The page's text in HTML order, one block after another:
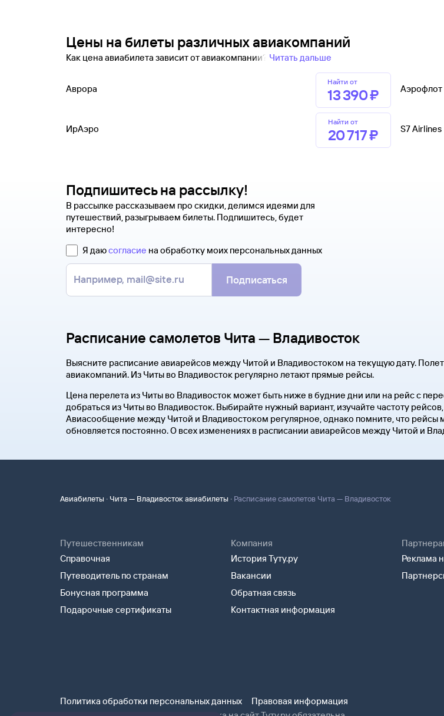
Цены на билеты различных авиакомпаний
Как цена авиабилета зависит от авиакомпании? Читать дальше
Аврора
Найти от
13 ⁠390 ⁠₽ Аэрофлот
ИрАэро
Найти от
20 ⁠717 ⁠₽ S7 Airlines
Подпишитесь на рассылку!
В рассылке рассказываем про скидки, делимся идеями для
путешествий, разыгрываем билеты. Подпишитесь, будет
интересно!
Я даюсогласие на обработку моих персональных данных
Подписаться
Расписание самолетов Чита — Владивосток
Выясните расписание авиарейсов между Читой и Владивостоком на текущую дату.
авиакомпаний. Из Читы во Владивосток регулярно летают прямые рейсы.
Цена перелета из Читы во Владивосток может быть ниже в будние дни или на рейс с
добраться из Читы во Владивосток. Выбирайте нужный вариант, изучайте частоту
Авиасообщение между Читой и Владивостоком регулярное, однако помните, что рейсы
обновляется постоянно. О всех изменениях в расписании авиарейсов между Читой и
Авиабилеты · Чита — Владивосток авиабилеты · Расписание самолетов Чита — Владивосток
Путешественникам
Справочная
Путеводитель по странам
Бонусная программа
Подарочные сертификаты
Компания
История Туту.ру
Вакансии
Обратная связь
Контактная информация
Реклама
Политика обработки персональных данных
Правовая информация